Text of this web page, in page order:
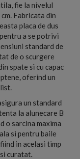
fie la nivelul
Fabricata din
placa de dus
a se potrivi
standard de
de o scurgere
spate si cu capac
oferind un
un standard
la alunecare B
o sarcina maxima
si pentru baile
in acelasi timp
curatat.